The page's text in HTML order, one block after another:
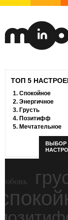
ТОП 5
1. Спокойное
2. Энергичное
3. Грусть
4. Позитифф
5. Мечтательное
ВЫБОР